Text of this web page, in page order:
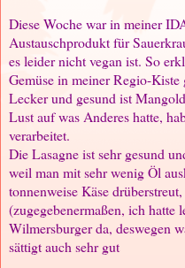
Diese Woche war in meiner
Austauschprodukt für
es leider nicht vegan ist. So
Gemüse in meiner Regio-Kiste
Lecker und gesund ist
Lust auf was Anderes hatte,
verarbeitet.
Die Lasagne ist sehr gesund
weil man mit sehr wenig Öl
tonnenweise Käse
(zugegebenermaßen, ich hatte
Wilmersburger da, deswegen
sättigt auch sehr gut